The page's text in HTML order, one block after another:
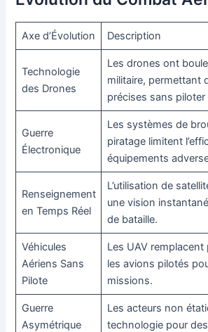
Axe d’Évolution Description
Technologie
des Drones
Les drones ont
militaire, permettant
précises sans piloter
Guerre
Électronique
Les systèmes de
piratage limitent
équipements
Renseignement
en Temps Réel
L’utilisation de
une vision
de bataille.
Véhicules
Aériens Sans
Pilote
Les UAV
les avions pilotés
missions.
Guerre
Asymétrique
Les acteurs non
technologie pour